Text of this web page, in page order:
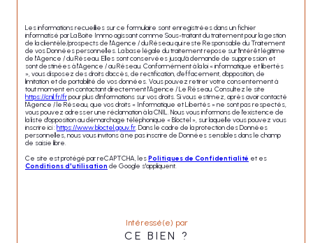
Les informations recueillies sur ce formulaire sont enregistrées dans un fichier
informatisé par La Boite Immo agissant comme Sous-traitant du traitement pour la gestion
de la clientèle/prospects de l'Agence / du Réseau qui reste Responsable du Traitement
de vos Données personnelles. La base légale du traitement repose sur l'intérêt légitime
de l'Agence / du Réseau. Elles sont conservées jusqu'à demande de suppression et
sont destinées à l'Agence / au Réseau. Conformément à la loi « informatique et libertés
», vous disposez des droits d’accès, de rectification, d’effacement, d’opposition, de
limitation et de portabilité de vos données. Vous pouvez retirer votre consentement à
tout moment en contactant directement l’Agence / Le Réseau. Consultez le site
https://cnil.fr/frpour plus d’informations sur vos droits. Si vous estimez, après avoir contacté
l'Agence / le Réseau, que vos droits « Informatique et Libertés » ne sont pas respectés,
vous pouvez adresser une réclamation à la CNIL. Nous vous informons de l’existence de
la liste d'opposition au démarchage téléphonique « Bloctel », sur laquelle vous pouvez vous
inscrire ici : https://www.bloctel.gouv.fr . Dans le cadre de la protection des Données
personnelles, nous vous invitons à ne pas inscrire de Données sensibles dans le champ
de saisie libre.
Ce site est protégé par reCAPTCHA, lesPolitiques de Confidentialité et es
Conditions d'utilisation de Google s'appliquent.
Intéressé(e) par
CE BIEN ?